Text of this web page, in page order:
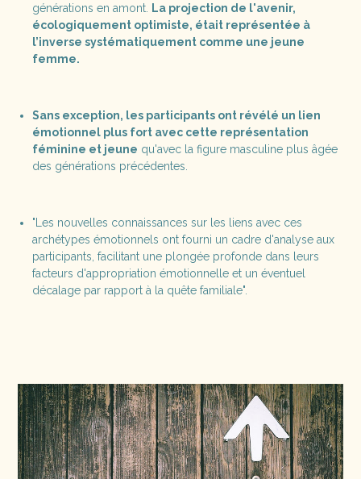
générations en amont.
La projection de l'avenir,
écologiquement optimiste, était représentée à
l’inverse systématiquement comme une jeune
femme.
Sans exception, les participants ont révélé un lien
émotionnel plus fort avec cette représentation
féminine et jeune qu'avec la figure masculine plus âgée
des générations précédentes.
"Les nouvelles connaissances sur les liens avec ces
archétypes émotionnels ont fourni un cadre d'analyse aux
participants, facilitant une plongée profonde dans leurs
facteurs d'appropriation émotionnelle et un éventuel
décalage par rapport à la quête familiale".